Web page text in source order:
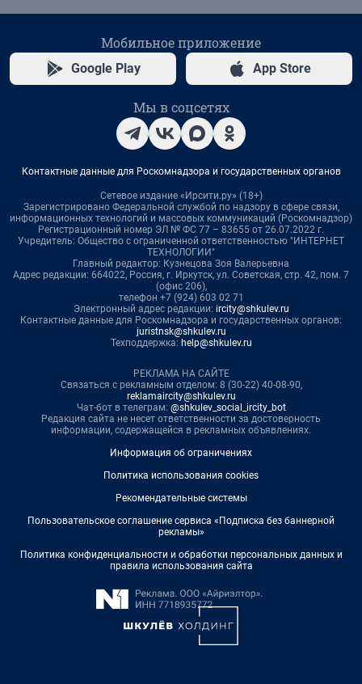
Мобильное приложение
Google Play App Store
Мы в соцсетях
Контактные данные для Роскомнадзора и государственных органов
Сетевое издание «Ирсити.ру» (18+)
Зарегистрировано Федеральной службой по надзору в сфере связи,
информационных технологий и массовых коммуникаций (Роскомнадзор)
Регистрационный номер ЭЛ № ФС 77 – 83655 от 26.07.2022 г.
Учредитель: Общество с ограниченной ответственностью "ИНТЕРНЕТ
ТЕХНОЛОГИИ"
Главный редактор: Кузнецова Зоя Валерьевна
Адрес редакции: 664022, Россия, г. Иркутск, ул. Советская, стр. 42, пом. 7
(офис 206),
телефон +7 (924) 603 02 71
Электронный адрес редакции: ircity@shkulev.ru
Контактные данные для Роскомнадзора и государственных органов:
juristnsk@shkulev.ru
Техподдержка: help@shkulev.ru
РЕКЛАМА НА САЙТЕ
Связаться с рекламным отделом: 8 (30-22) 40-08-90,
reklamaircity@shkulev.ru
Чат-бот в телеграм: @shkulev_social_ircity_bot
Редакция сайта не несет ответственности за достоверность
информации, содержащейся в рекламных объявлениях.
Информация об ограничениях
Политика использования cookies
Рекомендательные системы
Пользовательское соглашение сервиса «Подписка без баннерной
рекламы»
Политика конфиденциальности и обработки персональных данных и
правила использования сайта